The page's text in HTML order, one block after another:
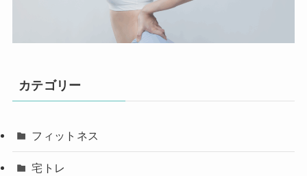
カテゴリー
フィットネス
宅トレ